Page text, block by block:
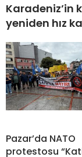
Karadeniz’in
yeniden hız
Pazar’da NATO
protestosu